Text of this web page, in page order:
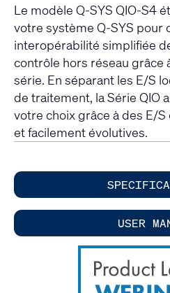
Le modèle Q-SYS QIO-S4
votre système Q-SYS pour
interopérabilité simplifiée
contrôle hors réseau grâce
série. En séparant les E/S
de traitement, la Série QIO
votre choix grâce à des E/
et facilement évolutives.
USER